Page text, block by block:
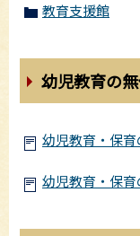
教育支援館
幼児教育の
幼児教育・保育
幼児教育・保